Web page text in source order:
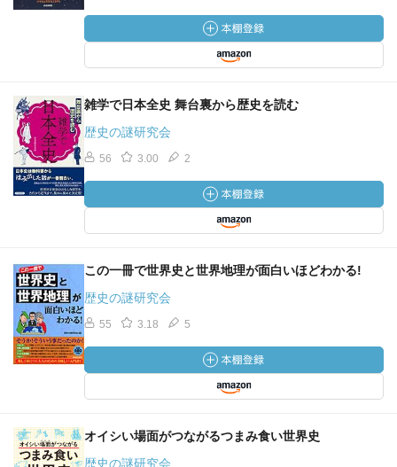
雑学で日本全史 舞台裏から歴史を読む
歴史の謎研究会
56 3.00 2
この一冊で世界史と世界地理が面白いほどわかる!
歴史の謎研究会
55 3.18 5
オイシい場面がつながるつまみ食い世界史
歴史の謎研究会